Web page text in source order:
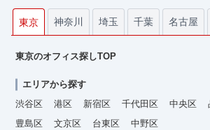
東京 神奈川 埼玉 千葉 名古屋
東京のオフィス探しTOP
エリアから探す
渋谷区
港区 新宿区 千代田区 中央区
豊島区
文京区 台東区 中野区